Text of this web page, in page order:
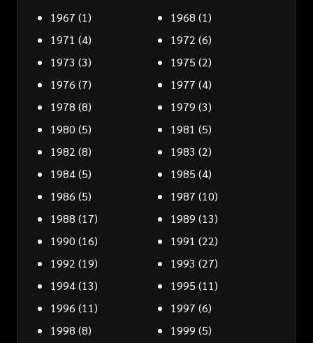
1967 (1) 1968 (1)
1971 (4) 1972 (6)
1973 (3) 1975 (2)
1976 (7) 1977 (4)
1978 (8) 1979 (3)
1980 (5) 1981 (5)
1982 (8) 1983 (2)
1984(5) 1985 (4)
1986 (5) 1987 (10)
1988 (17) 1989 (13)
1990 (16) 1991 (22)
1992 (19) 1993 (27)
1994(13) 1995 (11)
1996 (11) 1997 (6)
1998 (8) 1999 (5)